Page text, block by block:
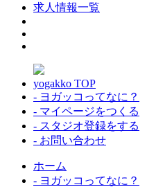
求人情報一覧
yogakko TOP
- ヨガッコってなに？
- マイページをつくる
- スタジオ登録をする
- お問い合わせ
ホーム
- ヨガッコってなに？